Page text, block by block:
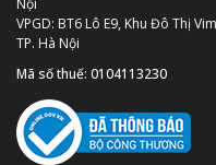
Nội
VPGD: BT6 Lô E9, Khu Đô Thị
TP. Hà Nội
Mã số thuế: 0104113230